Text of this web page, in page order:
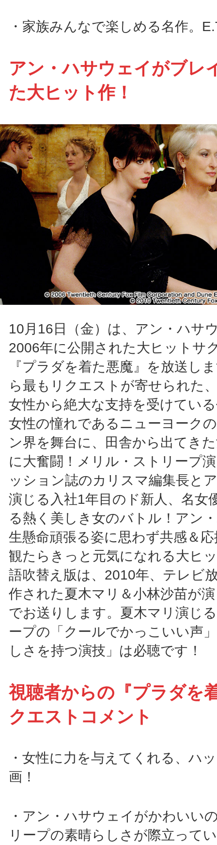
・家族みんなで楽しめる名作。
アン・ハサウェイがブレ
た大ヒット作！
10月16日（金）は、アン・ハサ
2006年に公開された大ヒットサ
『プラダを着た悪魔』を放送し
ら最もリクエストが寄せられた
女性から絶大な支持を受けてい
女性の憧れであるニューヨーク
ン界を舞台に、田舎から出てき
に大奮闘！メリル・ストリープ
ッション誌のカリスマ編集長と
演じる入社1年目のド新人、名女
る熱く美しき女のバトル！アン
生懸命頑張る姿に思わず共感＆
観たらきっと元気になれる大ヒ
語吹替え版は、2010年、テレビ
作された夏木マリ＆小林沙苗が
でお送りします。夏木マリ演じ
ープの「クールでかっこいい声
しさを持つ演技」は必聴です！
視聴者からの『プラダを
クエストコメント
・女性に力を与えてくれる、ハ
画！
・アン・ハサウェイがかわいい
リープの素晴らしさが際立って